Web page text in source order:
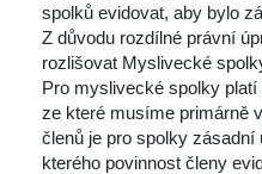
polků evidovat, aby bylo
Z důvodu rozdílné právní
rozlišovat Myslivecké
Pro myslivecké spolky
ze které musíme primárně
členů je pro spolky
kterého povinnost členy